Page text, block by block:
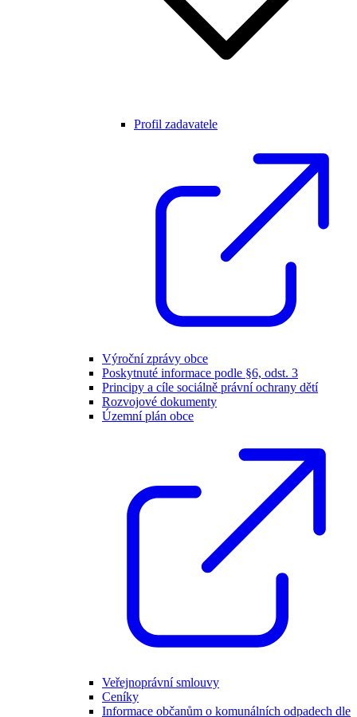
Profil zadavatele
Výroční zprávy obce
Poskytnuté informace podle §6, odst. 3
Principy a cíle sociálně právní ochrany dětí
Rozvojové dokumenty
Územní plán obce
Veřejnoprávní smlouvy
Ceníky
Informace občanům o komunálních odpadech dle